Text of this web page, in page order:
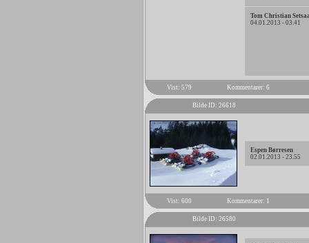
Tom Christian
04.01.2013 - 03.41
Vist: 579 Kommentarer: 6
Bilde ID: 26618
Espen Børresen
02.01.2013 - 23.55
Vist: 600 Kommentarer: 1
Bilde ID: 26580